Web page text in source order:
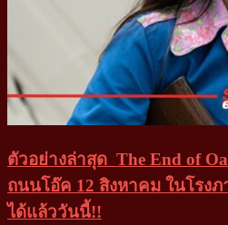
ตัวอย่างล่าสุด The End of
ถนนโอ๊ค 12 สิงหาคม ในโรง
ได้แล้ววันนี้!!